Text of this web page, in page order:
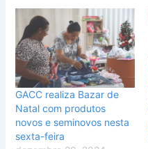
GACC realiza Bazar de
Natal com produtos
novos e seminovos nesta
sexta-feira